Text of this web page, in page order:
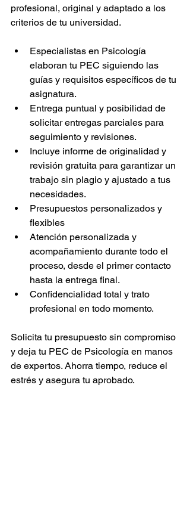
profesional, original y adaptado a los
criterios de tu universidad.
Especialistas en Psicología
elaboran tu PEC siguiendo las
guías y requisitos específicos de tu
asignatura.
Entrega puntual y posibilidad de
solicitar entregas parciales para
seguimiento y revisiones.
Incluye informe de originalidad y
revisión gratuita para garantizar un
trabajo sin plagio y ajustado a tus
necesidades.
Presupuestos personalizados y
flexibles
Atención personalizada y
acompañamiento durante todo el
proceso, desde el primer contacto
hasta la entrega final.
Confidencialidad total y trato
profesional en todo momento.
Solicita tu presupuesto sin compromiso
y deja tu PEC de Psicología en manos
de expertos. Ahorra tiempo, reduce el
estrés y asegura tu aprobado.